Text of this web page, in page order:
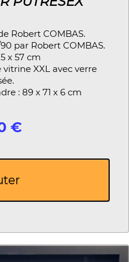
Robert COMBAS.
par Robert COMBAS.
x 57 cm
XXL avec verre
: 89 x 71 x 6 cm
€